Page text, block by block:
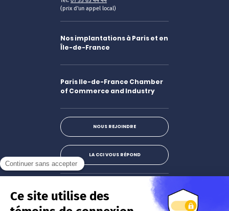
(prix d'un appel local)
Nos implantations à Paris et en
Île-de-France
Paris Ile-de-France Chamber
of Commerce and Industry
NOUS REJOINDRE
LA CCI VOUS RÉPOND
Instagram
S'abonner à la newsletter